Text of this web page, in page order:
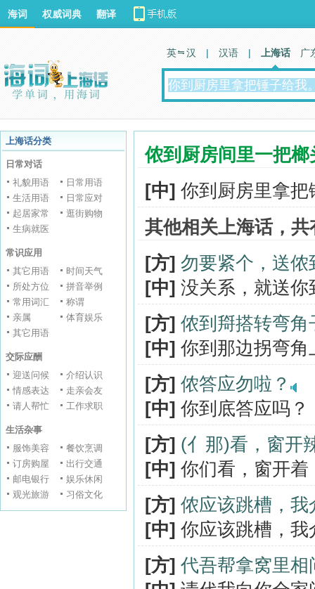
海词 权威词典 翻译
英 汉 | 汉语 | 上海话 广
上海话分类
日常对话
礼貌用语
日常用语
生活用语
日常应对
起居家常
逛街购物
生病就医
常识应用
其它用语
时间天气
所处方位
拼音举例
常用词汇
称谓
亲属
体育娱乐
其它用语
交际应酬
迎送问候
介绍认识
情感表达
走亲会友
请人帮忙
工作求职
生活杂事
服饰美容
餐饮烹调
订房购屋
出行交通
邮电银行
娱乐休闲
观光旅游
习俗文化
侬到厨房间里一把
[中] 你到厨房里拿把
其他相关上海话，共
[方] 勿要紧个，送侬
[中] 没关系，就送你
[方] 侬到搿搭转弯
[中] 你到那边拐弯角
[方] 侬答应勿啦？
[中] 你到底答应吗？
[方] (亻那)看，窗开
[中] 你们看，窗开
[方] 侬应该跳槽，
[中] 你应该跳槽，
[方] 代吾帮拿窝里相